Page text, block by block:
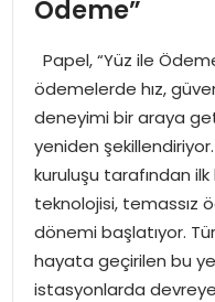
SPOR
SIYASET
MAGAZIN
Ödeme”
Papel, “Yüz ile
ödemelerde hız,
deneyimi bir araya
yeniden
kuruluşu tarafından
teknolojisi, temassız
dönemi başlatıyor.
hayata geçirilen bu
istasyonlarda devreye